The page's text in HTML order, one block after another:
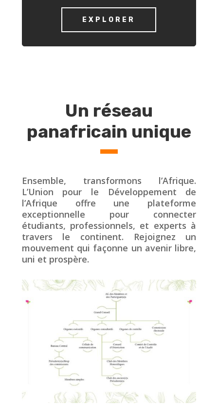
EXPLORER
Un réseau
panafricain unique
Ensemble, transformons l’Afrique.
L’Union pour le Développement de
l’Afrique offre une plateforme
exceptionnelle pour connecter
étudiants, professionnels, et experts à
travers le continent. Rejoignez un
mouvement qui façonne un avenir libre,
uni et prospère.